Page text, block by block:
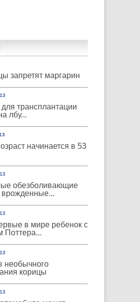
запретят маргарин
для трансплантации
лбу...
начинается в 53
обезболивающие
в мире ребенок с
Поттера...
необычного
корицы